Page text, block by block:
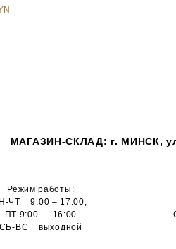
МАГАЗИН-СКЛАД: г. МИНСК,
Режим работы:
ЧТ 9:00 – 17:00,
ПТ 9:00 — 16:00
СБ-ВС выходной